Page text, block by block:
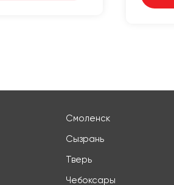
Смоленск
Сызрань
Тверь
Чебоксары